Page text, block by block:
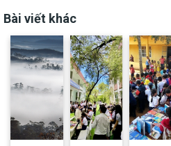
Bài viết khác